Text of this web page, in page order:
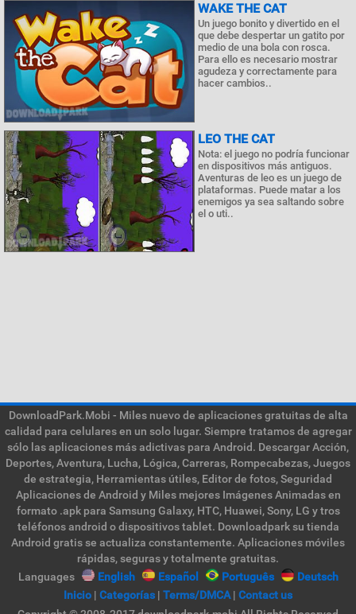
WAKE THE CAT
Un juego bonito y divertido en el
que debe despertar un gatito por
medio de una bola con rosca.
Para ello es necesario mostrar
agudeza y correctamente para
hacer cambios..
LEO THE CAT
Nota: el juego no podría funcionar
en dispositivos más antiguos.
Aventuras de leo es un juego de
plataformas. Puede matar a los
enemigos ya sea saltando sobre
el o uti..
DownloadPark.Mobi - Miles nuevo de aplicaciones gratuitas de alta
calidad para celulares en un solo lugar. Siempre tratamos de agregar
sólo las aplicaciones más adictivas para Android. Descargar Acción,
Deportes, Aventura, Lucha, Lógica, Carreras, Rompecabezas, Juegos
de estrategia, Herramientas útiles, Editor de fotos, Seguridad
Aplicaciones de Android y Miles mejores Imágenes Animadas en
formato .apk para Samsung Galaxy, HTC, Huawei, Sony, LG y tros
teléfonos android o dispositivos tablet. Downloadpark su tienda
Android gratis se actualiza constantemente. Aplicaciones móviles
rápidas, seguras y totalmente gratuitas.
Languages
English Español Português
Deutsch
Inicio | Categorías | Terms/DMCA| Contact us